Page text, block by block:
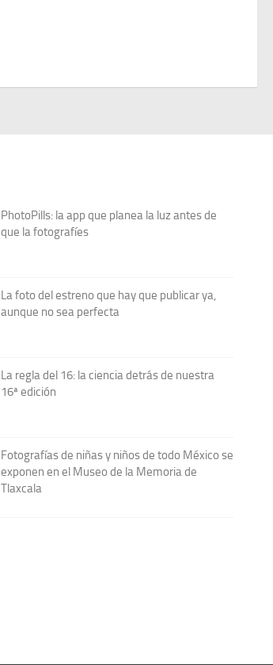
PhotoPills: la app que planea la luz antes de
que la fotografíes
La foto del estreno que hay que publicar ya,
aunque no sea perfecta
La regla del 16: la ciencia detrás de nuestra
16ª edición
Fotografías de niñas y niños de todo México se
exponen en el Museo de la Memoria de
Tlaxcala